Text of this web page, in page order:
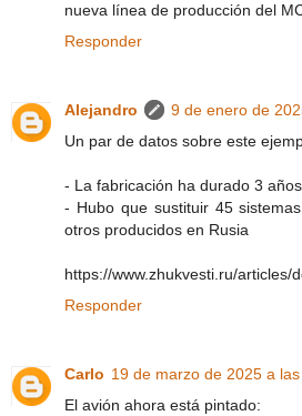
nueva línea de producción del
Responder
Alejandro
9 de enero de
Un par de datos sobre este
- La fabricación ha durado 3 años
- Hubo que sustituir 45
otros producidos en Rusia
https://www.zhukvesti.ru/articles/
Responder
Carlo 19 de marzo de 2025 a
El avión ahora está pintado: